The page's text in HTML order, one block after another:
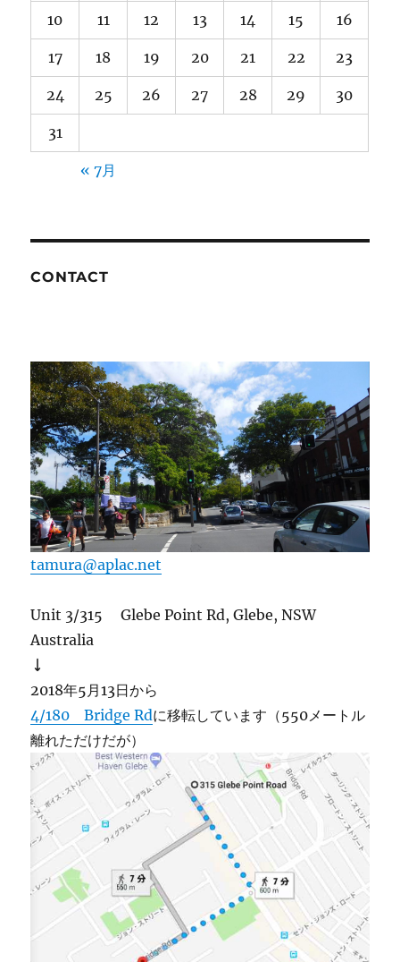
10 11 12 13 14 15 16
17 18 19 20 21 22 23
24 25 26 27 28 29 30
31
« 7月
CONTACT
tamura@aplac.net
Unit 3/315 Glebe Point Rd, Glebe, NSW
Australia
↓
2018年5月13日から
4/180 Bridge Rdに移転しています（550メートル
離れただけだが）